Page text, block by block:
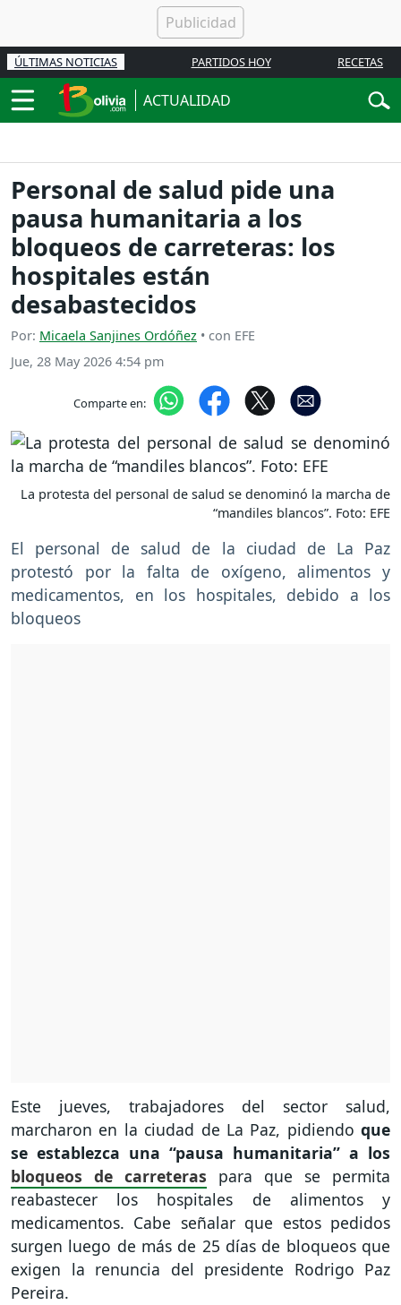
ÚLTIMAS NOTICIAS PARTIDOS HOY RECETAS
ACTUALIDAD
Personal de salud pide una
pausa humanitaria a los
bloqueos de carreteras: los
hospitales están
desabastecidos
Por: Micaela Sanjines Ordóñez • con EFE
Jue, 28 May 2026 4:54 pm
Comparte en:
La protesta del personal de salud se denominó la marcha de
“mandiles blancos”. Foto: EFE
El personal de salud de la ciudad de La Paz
protestó por la falta de oxígeno, alimentos y
medicamentos, en los hospitales, debido a los
bloqueos
Este jueves, trabajadores del sector salud,
marcharon en la ciudad de La Paz, pidiendo que
se establezca una “pausa humanitaria” a los
bloqueos de carreteras para que se permita
reabastecer los hospitales de alimentos y
medicamentos. Cabe señalar que estos pedidos
surgen luego de más de 25 días de bloqueos que
exigen la renuncia del presidente Rodrigo Paz
Pereira.